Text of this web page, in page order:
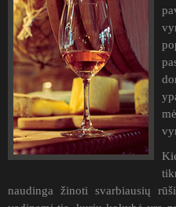
naudinga žinoti svarbiausių